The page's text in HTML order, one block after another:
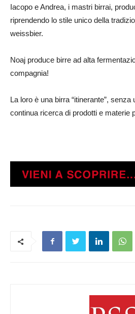
Iacopo e Andrea, i mastri birrai,
riprendendo lo stile unico della
weissbier.
Noaj produce birre ad alta
compagnia!
La loro è una birra “itinerante”,
continua ricerca di prodotti e materie